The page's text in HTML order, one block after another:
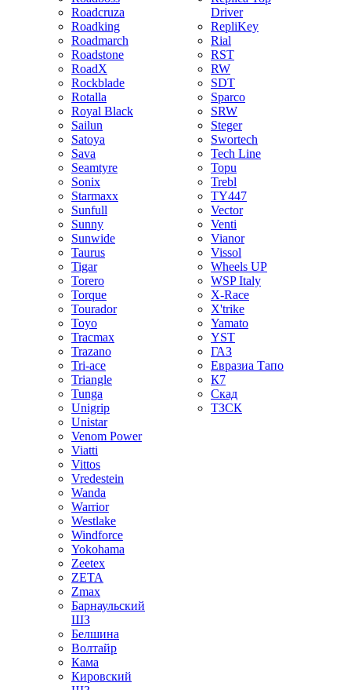
Roadcruza
Roadking
Roadmarch
Roadstone
RoadX
Rockblade
Rotalla
Royal Black
Sailun
Satoya
Sava
Seamtyre
Sonix
Starmaxx
Sunfull
Sunny
Sunwide
Taurus
Tigar
Torero
Torque
Tourador
Toyo
Tracmax
Trazano
Tri-ace
Triangle
Tunga
Unigrip
Unistar
Venom Power
Viatti
Vittos
Vredestein
Wanda
Warrior
Westlake
Windforce
Yokohama
Zeetex
ZETA
Zmax
Барнаульский
ШЗ
Белшина
Волтайр
Кама
Кировский
Driver
RepliKey
Rial
RST
RW
SDT
Sparco
SRW
Steger
Swortech
Tech Line
Topu
Trebl
TY447
Vector
Venti
Vianor
Vissol
Wheels UP
WSP Italy
X-Race
X'trike
Yamato
YST
ГАЗ
Евразиа Тапо
К7
Скад
ТЗСК